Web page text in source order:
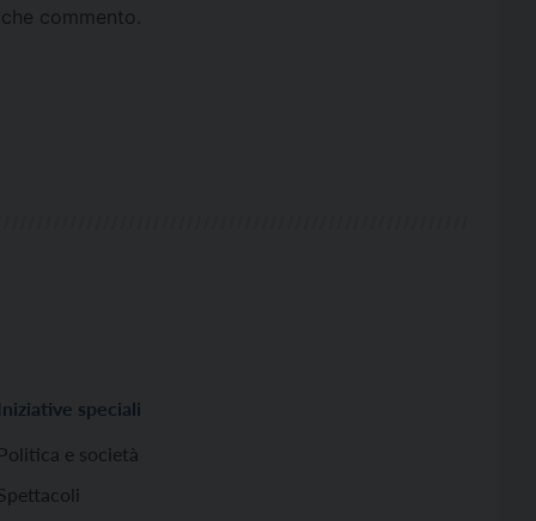
commento.
Iniziative speciali
Politica e società